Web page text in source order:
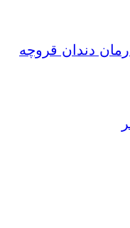
دندان قروچه